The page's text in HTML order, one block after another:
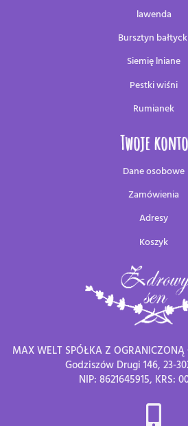
lawenda
Bursztyn
Siemię lniane
Pestki wiśni
Rumianek
Twoje konto
Dane osobowe
Zamówienia
Adresy
Koszyk
MAX WELT SPÓŁKA Z
Godziszów Drugi 146, 23-
NIP: 8621645915, KRS: